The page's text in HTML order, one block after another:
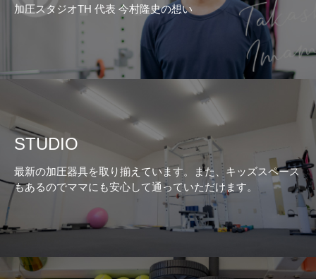
加圧スタジオTH 代表 今村隆史の想い
STUDIO
最新の加圧器具を取り揃えています。また、キッズスペース
もあるのでママにも安心して通っていただけます。